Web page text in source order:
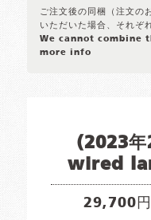
ご注文後の同梱（注文の
いただいた場合、それぞ
We cannot combine
more info
(2023
wired
29,700円